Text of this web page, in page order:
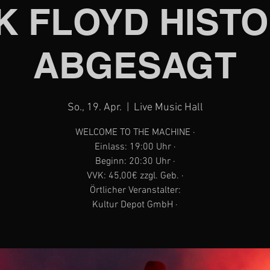
FLOYD
ABGESAGT
So., 19. Apr. Live Music Hall
WELCOME TO THE MACHINE ·
Einlass: 19:00 Uhr ·
Beginn: 20:30 Uhr ·
VVK: 45,00€ zzgl. Geb. ·
Örtlicher Veranstalter:
Kultur Depot GmbH ·